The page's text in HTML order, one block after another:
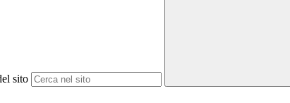
sito